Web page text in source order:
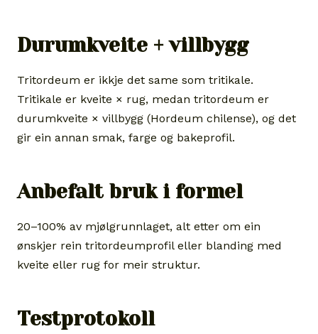
Durumkveite + villbygg
Tritordeum er ikkje det same som tritikale.
Tritikale er kveite × rug, medan tritordeum er
durumkveite × villbygg (Hordeum chilense), og det
gir ein annan smak, farge og bakeprofil.
Anbefalt bruk i formel
20–100% av mjølgrunnlaget, alt etter om ein
ønskjer rein tritordeumprofil eller blanding med
kveite eller rug for meir struktur.
Testprotokoll